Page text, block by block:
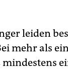
leiden
mehr als